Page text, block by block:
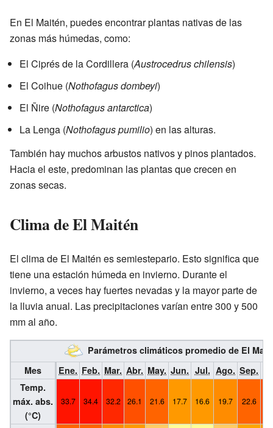
En El Maitén, puedes encontrar plantas nativas de las
zonas más húmedas, como:
El Ciprés de la Cordillera (Austrocedrus chilensis)
El Coihue (Nothofagus dombeyi)
El Ñire (Nothofagus antarctica)
La Lenga (Nothofagus pumilio) en las alturas.
También hay muchos arbustos nativos y pinos plantados.
Hacia el este, predominan las plantas que crecen en
zonas secas.
Clima de El Maitén
El clima de El Maitén es semiestepario. Esto significa que
tiene una estación húmeda en invierno. Durante el
invierno, a veces hay fuertes nevadas y la mayor parte de
la lluvia anual. Las precipitaciones varían entre 300 y 500
mm al año.
Parámetros climáticos promedio de El
Mes
Ene. Feb. Mar. Abr. May. Jun. Jul. Ago. Sep.
Temp.
máx. abs.
(°C)
33.7 34.4 32.2 26.1 21.6 17.7 16.6 19.7 22.6